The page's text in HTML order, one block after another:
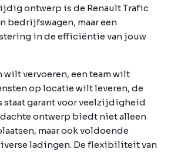
ontwerp is de Renault Trafic
bedrijfswagen, maar een
in de efficiëntie van jouw
wilt vervoeren, een team wilt
op locatie wilt leveren, de
staat garant voor veelzijdigheid
ontwerp biedt niet alleen
maar ook voldoende
ladingen. De flexibiliteit van